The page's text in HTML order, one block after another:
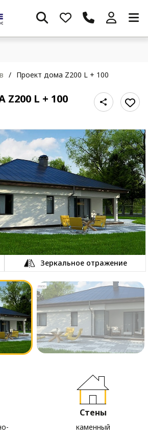
/ Проект дома Z200 L + 100
L + 100
Зеркальное отражение
Стены
каменный